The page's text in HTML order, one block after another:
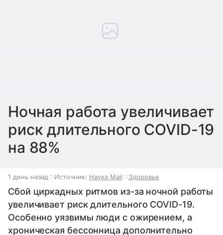
Ночная работа увеличивает
риск длительного COVID-19
на 88%
1 день назад Источник: Наука Mail Здоровье
Сбой циркадных ритмов из-за ночной работы
увеличивает риск длительного COVID-19.
Особенно уязвимы люди с ожирением, а
хроническая бессонница дополнительно